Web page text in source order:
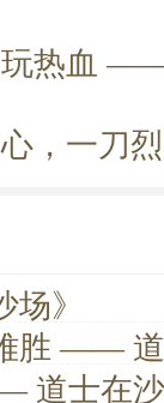
玩热血
心，一刀
》
胜 ——
道士在